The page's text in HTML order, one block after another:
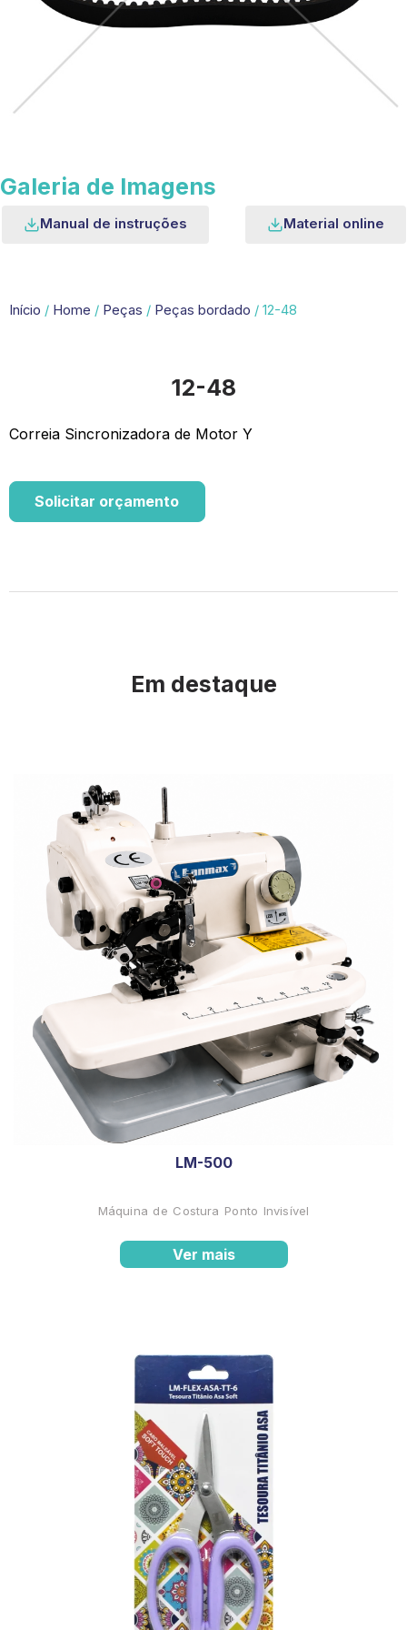
Galeria de Imagens
Manual de instruções Material online
Início / Home / Peças / Peças bordado / 12-48
12-48
Correia Sincronizadora de Motor Y
Solicitar orçamento
Em destaque
LM-500
Máquina de Costura Ponto Invisível
Ver mais